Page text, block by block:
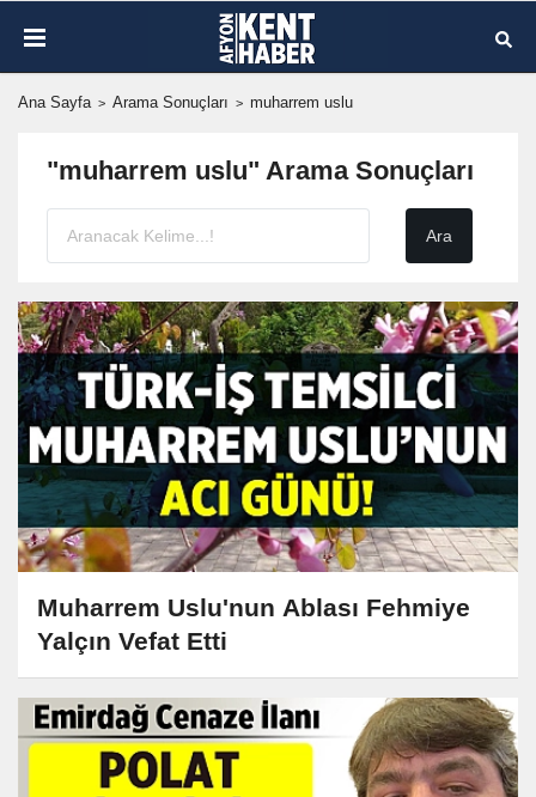
Ana Sayfa Arama Sonuçları muharrem uslu
"muharrem uslu" Arama Sonuçları
Muharrem Uslu'nun Ablası Fehmiye
Yalçın Vefat Etti